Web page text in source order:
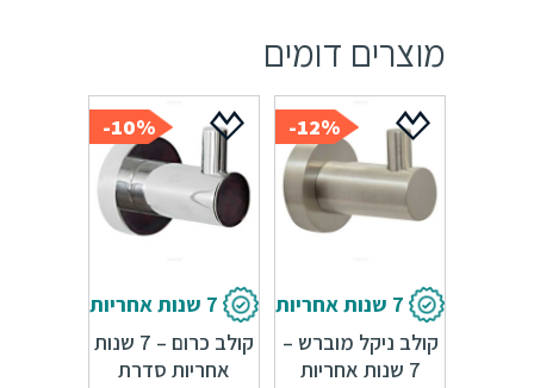
מוצרים דומים
12%-
7 שנות אחריות
קולב ניקל מוברש –
7 שנות אחריות
10%-
7 שנות אחריות
קולב כרום – 7 שנות
אחריות סדרת